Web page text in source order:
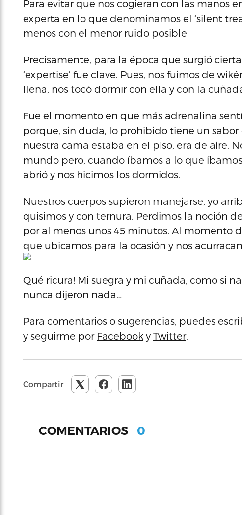
Para evitar que nos cogieran con las manos
experta en lo que denominamos el ‘silent
menos con el menor ruido posible.
Precisamente, para la época que surgió
‘expertise’ fue clave. Pues, nos fuimos de
llena, nos tocó dormir con ella y con la
Fue el momento en que más adrenalina
porque, sin duda, lo prohibido tiene un
nuestra cama estaba en el piso, era de aire.
mundo pero, cuando íbamos a lo que
abrió y nos hicimos los dormidos.
Nuestros cuerpos supieron manejarse, yo
quisimos y con ternura. Perdimos la noción
por al menos unos 45 minutos. Al momento
que ubicamos para la ocasión y nos
Qué ricura! Mi suegra y mi cuñada, como si
nunca dijeron nada…
Para comentarios o sugerencias, puedes
y seguirme por Facebook y Twitter.
Compartir
COMENTARIOS 0